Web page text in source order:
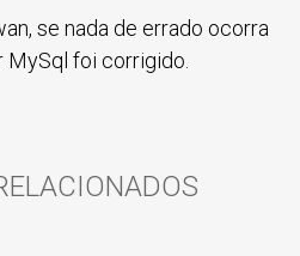
se nada de errado ocorra
foi corrigido.